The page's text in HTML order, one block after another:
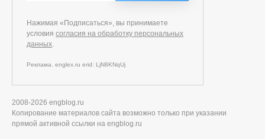
Нажимая «Подписаться», вы принимаете
условия согласия на обработку персональных
данных.
Реклама. englex.ru erid: LjN8KNqUj
2008-2026 engblog.ru
Копирование материалов сайта возможно только при указании
прямой активной ссылки на engblog.ru